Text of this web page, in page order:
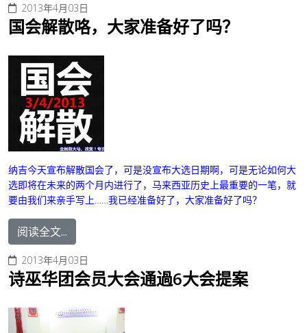
2013年4月03日
国会解散咯，大家准备好了吗？
纳吉今天宣布解散国会了，可是没宣布大选日期啊，可是无论如何大
选即将在未来的两个月内进行了，马来西亚历史上最重要的一笔，就
要由我们来亲手写上……我已经准备好了，大家准备好了吗？
阅读全文...
2013年4月03日
诗巫华团会员大会通過6大会提案